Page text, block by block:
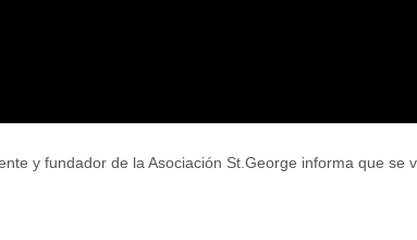
y fundador de la Asociación St.George informa que se